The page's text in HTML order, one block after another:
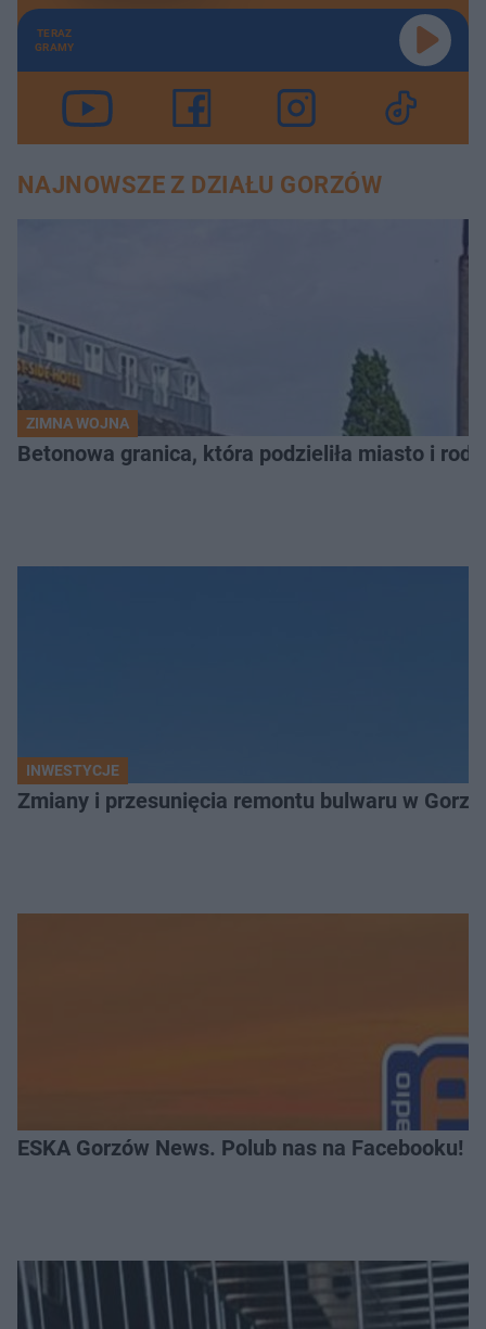
TERAZ
GRAMY
NAJNOWSZE Z DZIAŁU GORZÓW
ZIMNA WOJNA
Betonowa granica, która podzieliła miasto i
INWESTYCJE
Zmiany i przesunięcia remontu bulwaru w
ESKA Gorzów News. Polub nas na Facebooku!